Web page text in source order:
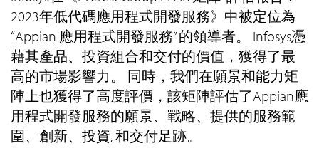
2023年低代碼應用程式開發服務》中被定位為
“Appian 應用程式開發服務” 的領導者。 Infosys憑
藉其產品、投資組合和交付的價值，獲得了最
高的市場影響力。 同時，我們在願景和能力矩
陣上也獲得了高度評價，該矩陣評估了Appian應
用程式開發服務的願景、戰略、提供的服務範
圍、創新、投資, 和交付足跡。